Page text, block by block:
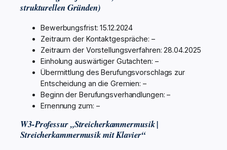
strukturellen Gründen)
Bewerbungsfrist: 15.12.2024
Zeitraum der Kontaktgespräche: –
Zeitraum der Vorstellungsverfahren: 28.04.2025
Einholung auswärtiger Gutachten: –
Übermittlung des Berufungsvorschlags zur
Entscheidung an die Gremien: –
Beginn der Berufungsverhandlungen: –
Ernennung zum: –
W3-Professur „Streicherkammermusik |
Streicherkammermusik mit Klavier“